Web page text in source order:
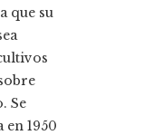
que su
Se
1950